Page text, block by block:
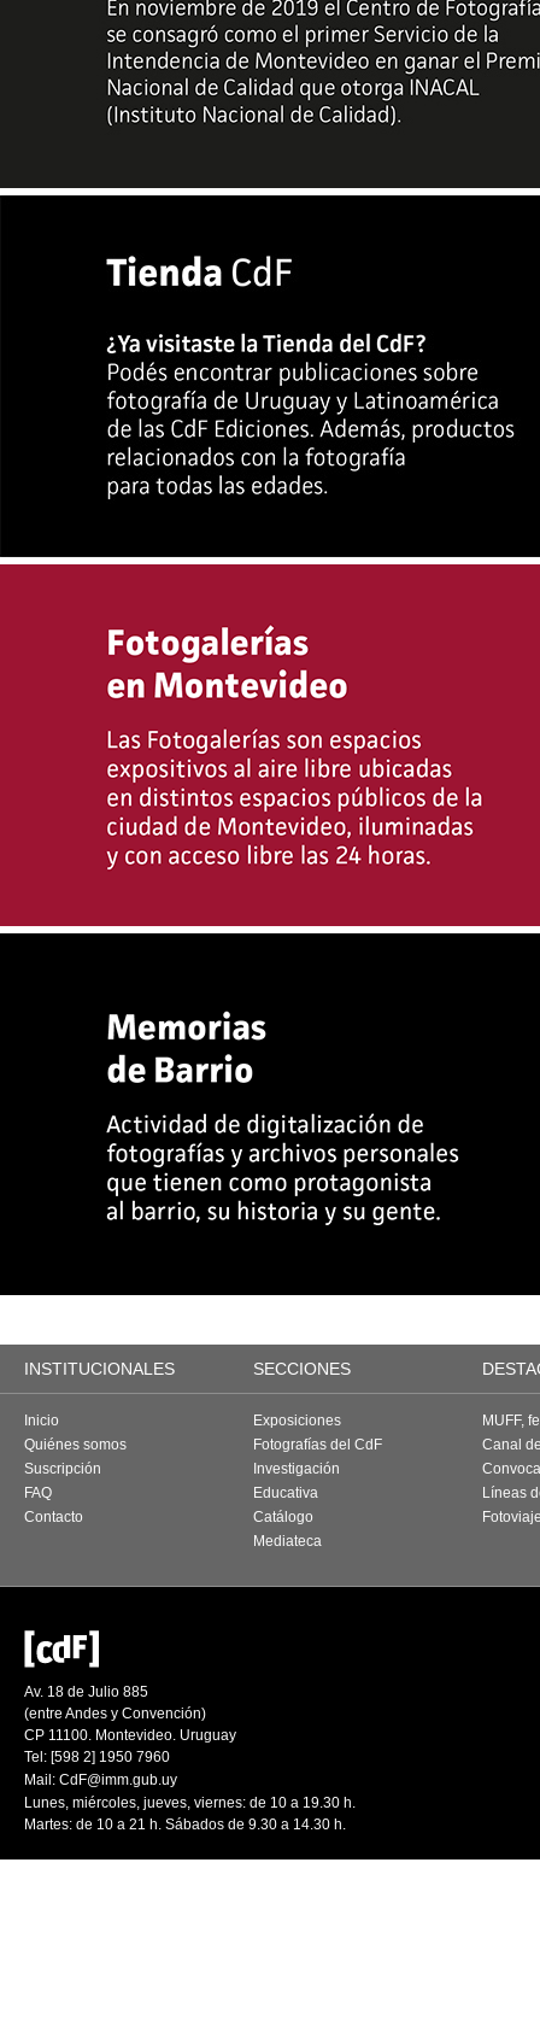
INSTITUCIONALES SECCIONES
Inicio
Quiénes somos
Suscripción
FAQ
Contacto
Exposiciones
Fotografías del CdF
Investigación
Educativa
Catálogo
Mediateca
MUFF,
Canal
Líneas
Av. 18 de Julio 885
(entre Andes y Convención)
CP 11100. Montevideo. Uruguay
Tel: [598 2] 1950 7960
Mail: CdF@imm.gub.uy
Lunes, miércoles, jueves, viernes: de 10 a 19.30 h.
Martes: de 10 a 21 h. Sábados de 9.30 a 14.30 h.